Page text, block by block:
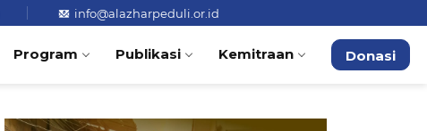
info@alazharpeduli.or.id
Program Publikasi Kemitraan Donasi